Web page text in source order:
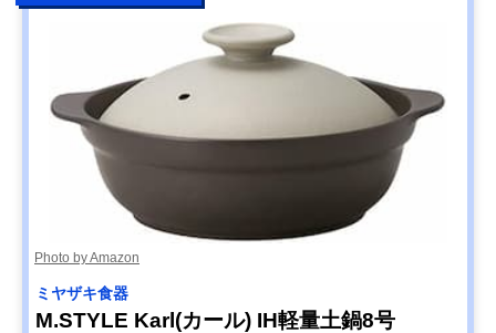
Photo by Amazon
ミヤザキ食器
M.STYLE Karl(カール) IH軽量土鍋8号